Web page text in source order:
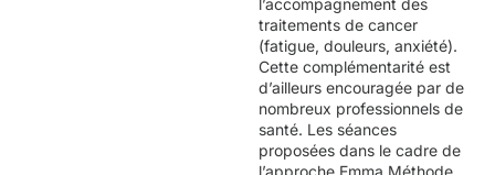
l’accompagnement des
traitements de cancer
(fatigue, douleurs, anxiété).
Cette complémentarité est
d’ailleurs encouragée par de
nombreux professionnels de
santé. Les séances
proposées dans le cadre de
l’approche Emma Méthode